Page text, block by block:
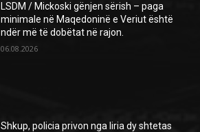
LSDM / Mickoski gënjen sërish – paga
minimale në Maqedoninë e Veriut është
ndër më të dobëtat në rajon.
06.08.2026
Shkup, policia privon nga liria dy shtetas